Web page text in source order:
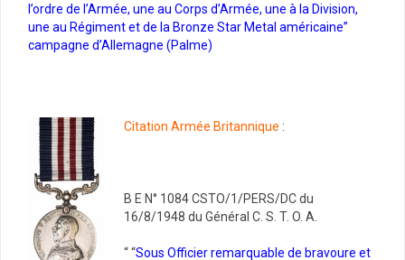
l’ordre de l’Armée, une au Corps d’Armée, une à la Division,
une au Régiment et de la Bronze Star Metal américaine”
campagne d’Allemagne (Palme)
Citation Armée Britannique :
B E N° 1084 CSTO/1/PERS/DC du
16/8/1948 du Général C. S. T. O. A.
“ “Sous Officier remarquable de bravoure et